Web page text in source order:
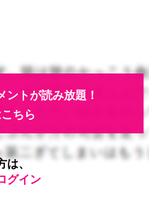
ントが読み放題！
ちら
は、
グイン